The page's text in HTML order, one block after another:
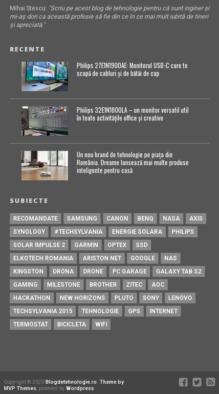
Mihai Stescu: "Scriu pe acest blog de tehnologie pentru că sunt inginer și
mi-aș dori ca această profesie să fie din ce în ce mai mult iubită de tineri
și apreciată."
RECENTE
Philips 27E1N1900AE: Monitorul USB-C care te
scapă de cabluri și de bătăi de cap
Philips 32E1N1800LA – un monitor versatil util
în toate activitățile office și creative
Un nou brand de tehnologie pe piața din
România. Dreame lansează mai multe produse
inteligente pentru casă
SUBIECTE
RECOMANDATE SAMSUNG CANON BENQ NASA
AXIS
SYNOLOGY
#TECHSYLVANIA ENERGIE SOLARA
PHILIPS
SOLAR IMPULSE 2
GARMIN OPTEX
SSD
ELKOTECH ROMANIA
ARISTON NET GOOGLE
NAS
KINGSTON
DRONA DRONE PC GARAGE
GALAXY TAB S2
GAMING
MILESTONE BROTHER ZITEC
AOC
HACKATHON
NEW HORIZONS PLUTO SONY
LENOVO
TECHSYLVANIA 2015
TEHNOLOGIE GPS
INTERNET
TERMOSTAT
BICICLETA WIFI
Copyright © 2020 Blogdetehnologie.ro Theme by
MVP Themes, powered by Wordpress.